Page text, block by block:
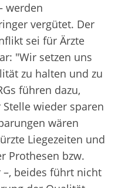
werden
vergütet. Der
sei für Ärzte
"Wir setzen uns
zu halten und zu
führen dazu,
wieder sparen
wären
Liegezeiten und
Prothesen bzw.
beides führt nicht